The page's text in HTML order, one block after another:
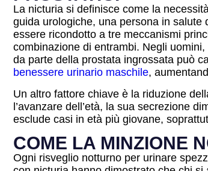
La nicturia si definisce come la
guida urologiche, una persona in
essere ricondotto a tre meccanismi
combinazione di entrambi. Negli
da parte della prostata ingrossata può
benessere urinario maschile,
Un altro fattore chiave è la riduzione
l’avanzare dell’età, la sua secrezione
esclude casi in età più giovane,
COME LA MINZIONE
Ogni risveglio notturno per urinare